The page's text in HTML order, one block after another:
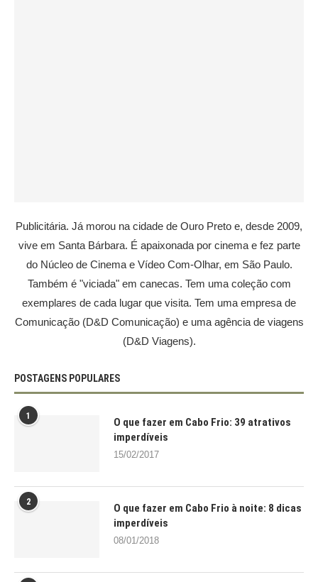
Publicitária. Já morou na cidade de Ouro Preto e, desde 2009,
vive em Santa Bárbara. É apaixonada por cinema e fez parte
do Núcleo de Cinema e Vídeo Com-Olhar, em São Paulo.
Também é "viciada" em canecas. Tem uma coleção com
exemplares de cada lugar que visita. Tem uma empresa de
Comunicação (D&D Comunicação) e uma agência de viagens
(D&D Viagens).
POSTAGENS POPULARES
1
O que fazer em Cabo Frio: 39 atrativos
imperdíveis
15/02/2017
2
O que fazer em Cabo Frio à noite: 8 dicas
imperdíveis
08/01/2018